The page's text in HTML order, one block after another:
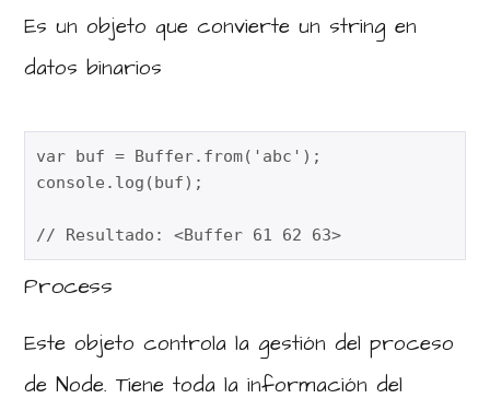
Es un objeto que convierte un string en
datos binarios
var buf = Buffer.from('abc');
console.log(buf);
// Resultado: <Buffer 61 62 63>
Process
Este objeto controla la gestión del proceso
de Node. Tiene toda la información del